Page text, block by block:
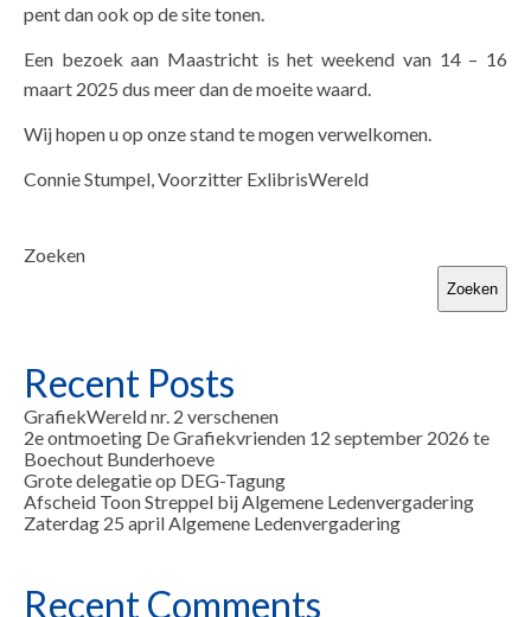
pent dan ook op de site tonen.
Een bezoek aan Maastricht is het weekend van 14 – 16
maart 2025 dus meer dan de moeite waard.
Wij hopen u op onze stand te mogen verwelkomen.
Connie Stumpel, Voorzitter ExlibrisWereld
Zoeken
Zoeken
Recent Posts
GrafiekWereld nr. 2 verschenen
2e ontmoeting De Grafiekvrienden 12 september 2026 te
Boechout Bunderhoeve
Grote delegatie op DEG-Tagung
Afscheid Toon Streppel bij Algemene Ledenvergadering
Zaterdag 25 april Algemene Ledenvergadering
Recent Comments